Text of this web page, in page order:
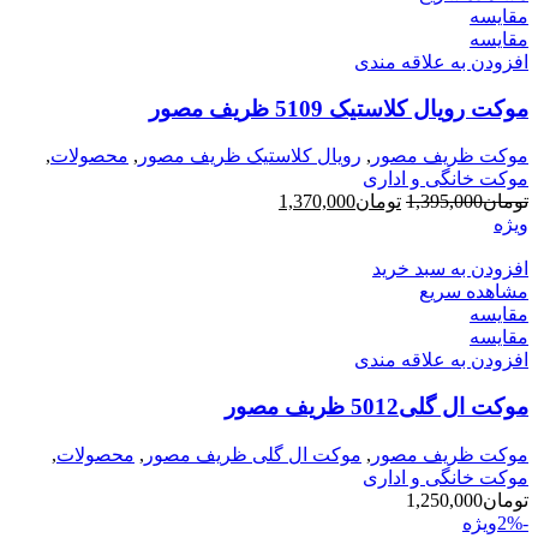
مقایسه
مقایسه
افزودن به علاقه مندی
موکت رویال کلاستیک 5109 ظریف مصور
موکت ظریف مصور , رویال کلاستیک ظریف مصور , محصولات,
موکت خانگی و اداری
تومان1,395,000 قیمت
بود.
تومان1,370,000
ویژه
افزودن به سبد خرید
مشاهده سریع
مقایسه
مقایسه
افزودن به علاقه مندی
موکت ال گلی5012 ظریف مصور
موکت ظریف مصور , موکت ال گلی ظریف مصور , محصولات,
موکت خانگی و اداری
تومان1,250,000
-2%
ویژه